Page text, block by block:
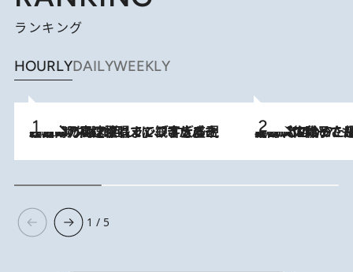
ランキング
HOURLYDAILYWEEKLY
2026.8.7
「湘南乃風に憧れて」観客大盛上がりの“タオル回し”に、ラッパー顔負けの高速歌唱まで…さだまさし（74）のアグレッシブすぎる現在地 2026.8.5
【阿川佐和子さんの年とる力】なぜ70代で始めた趣味は“こんなに楽しい”のか？ ピアノ、俳句…スランプに陥っても続けられる“ある秘訣”とは
1 / 5